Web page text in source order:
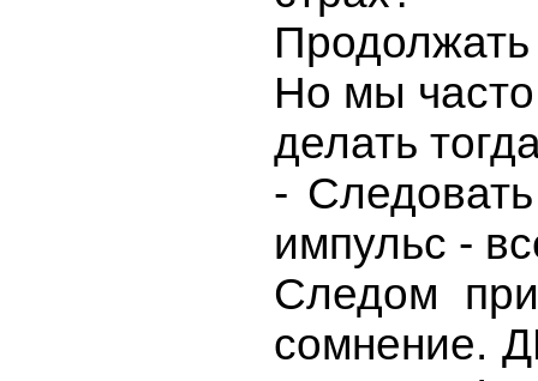
Но мы
делать
-
импульс -
Следом
сомнение.